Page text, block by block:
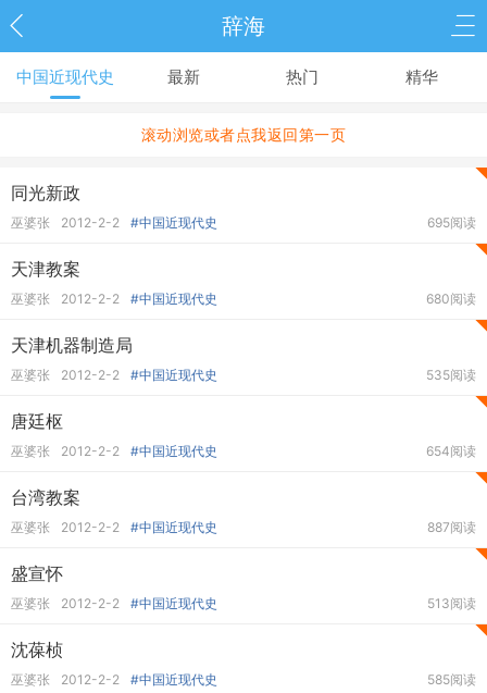
辞海
中国近现代史 最新 热门 精华
滚动浏览或者点我返回第一页
同光新政
巫婆张 2012-2-2 #中国近现代史 695阅读
天津教案
巫婆张 2012-2-2 #中国近现代史 680阅读
天津机器制造局
巫婆张 2012-2-2 #中国近现代史 535阅读
唐廷枢
巫婆张 2012-2-2 #中国近现代史 654阅读
台湾教案
巫婆张 2012-2-2 #中国近现代史 887阅读
盛宣怀
巫婆张 2012-2-2 #中国近现代史 513阅读
沈葆桢
巫婆张 2012-2-2 #中国近现代史 585阅读